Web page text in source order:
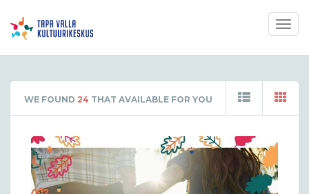
WE FOUND 24 THAT AVAILABLE FOR YOU